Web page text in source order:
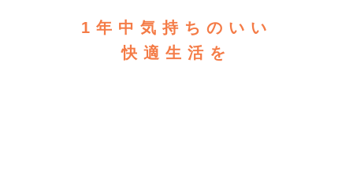
1年中気持ちのいい
快適生活を